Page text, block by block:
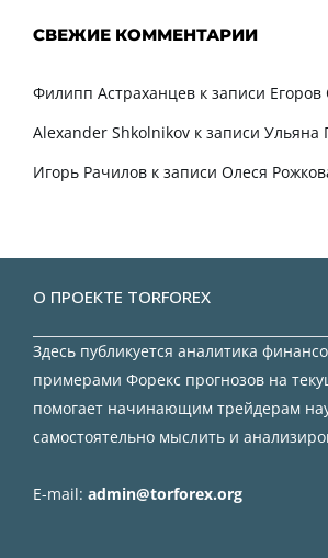
СВЕЖИЕ КОММЕНТАРИИ
Филипп Астраханцев к записи
Alexander Shkolnikov к записи Ульяна
Игорь Рачилов к записи Олеся
О ПРОЕКТЕ TORFOREX
Здесь публикуется аналитика
примерами Форекс прогнозов на
помогает начинающим трейдерам
самостоятельно мыслить и
E-mail: admin@torforex.org